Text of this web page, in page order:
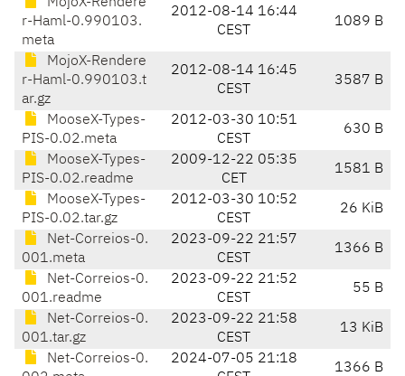
r-Haml-0.990103.
meta
2012-08-14 16:44
CEST
1089 B
MojoX-Rendere
r-Haml-0.990103.t
ar.gz
2012-08-14 16:45
CEST
3587 B
MooseX-Types-
PIS-0.02.meta
2012-03-30 10:51
CEST
630 B
MooseX-Types-
PIS-0.02.readme
2009-12-22 05:35
CET
1581 B
MooseX-Types-
PIS-0.02.tar.gz
2012-03-30 10:52
CEST
26 KiB
Net-Correios-0.
001.meta
2023-09-22 21:57
CEST
1366 B
Net-Correios-0.
001.readme
2023-09-22 21:52
CEST
55 B
Net-Correios-0.
001.tar.gz
2023-09-22 21:58
CEST
13 KiB
Net-Correios-0.
2024-07-05 21:18
1366 B